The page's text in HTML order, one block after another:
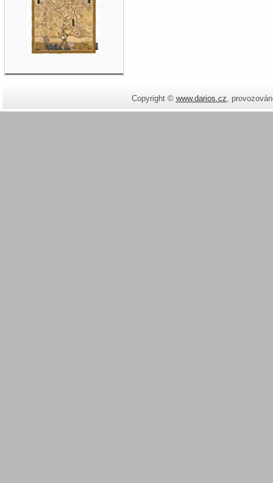
Copyright © www.darios.cz,